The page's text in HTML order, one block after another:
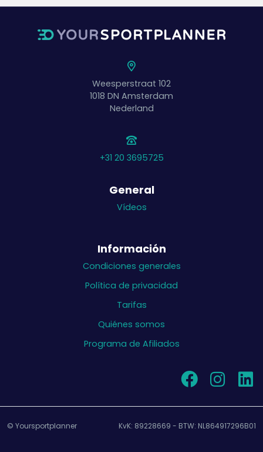
Weesperstraat 102
1018 DN Amsterdam
Nederland
+31 20 3695725
General
Vídeos
Información
Condiciones generales
Política de privacidad
Tarifas
Quiénes somos
Programa de Afiliados
© Yoursportplanner KvK: 89228669 - BTW: NL864917296B01